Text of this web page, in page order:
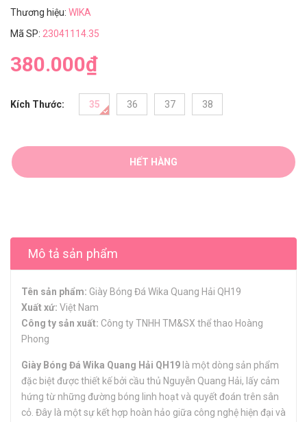
Thương hiệu: WIKA
Mã SP: 23041114.35
380.000₫
Kích Thước: 35 36 37 38
HẾT HÀNG
Mô tả sản phẩm
Tên sản phẩm: Giày Bóng Đá Wika Quang Hải QH19
Xuất xứ: Việt Nam
Công ty sản xuất: Công ty TNHH TM&SX thể thao Hoàng
Phong
Giày Bóng Đá Wika Quang Hải QH19 là một dòng sản phẩm
đặc biệt được thiết kế bởi cầu thủ Nguyễn Quang Hải, lấy cảm
hứng từ những đường bóng linh hoạt và quyết đoán trên sân
cỏ. Đây là một sự kết hợp hoàn hảo giữa công nghệ hiện đại và